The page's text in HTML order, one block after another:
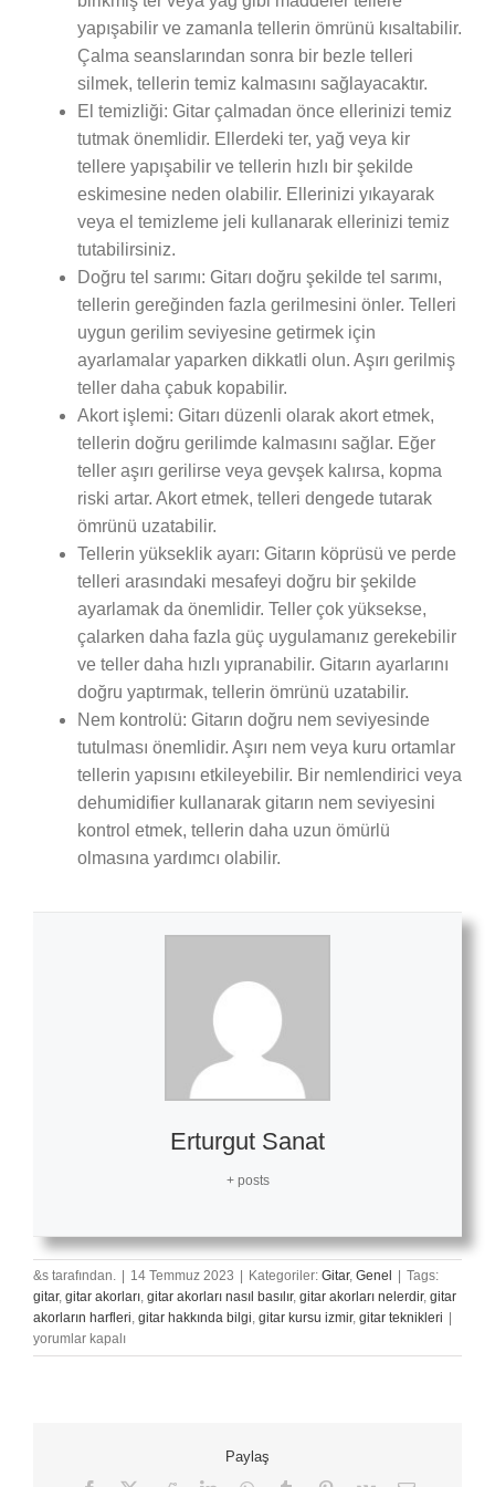
yapışabilir ve zamanla tellerin ömrünü kısaltabilir.
Çalma seanslarından sonra bir bezle telleri
silmek, tellerin temiz kalmasını sağlayacaktır.
El temizliği: Gitar çalmadan önce ellerinizi temiz
tutmak önemlidir. Ellerdeki ter, yağ veya kir
tellere yapışabilir ve tellerin hızlı bir şekilde
eskimesine neden olabilir. Ellerinizi yıkayarak
veya el temizleme jeli kullanarak ellerinizi temiz
tutabilirsiniz.
Doğru tel sarımı: Gitarı doğru şekilde tel sarımı,
tellerin gereğinden fazla gerilmesini önler. Telleri
uygun gerilim seviyesine getirmek için
ayarlamalar yaparken dikkatli olun. Aşırı gerilmiş
teller daha çabuk kopabilir.
Akort işlemi: Gitarı düzenli olarak akort etmek,
tellerin doğru gerilimde kalmasını sağlar. Eğer
teller aşırı gerilirse veya gevşek kalırsa, kopma
riski artar. Akort etmek, telleri dengede tutarak
ömrünü uzatabilir.
Tellerin yükseklik ayarı: Gitarın köprüsü ve perde
telleri arasındaki mesafeyi doğru bir şekilde
ayarlamak da önemlidir. Teller çok yüksekse,
çalarken daha fazla güç uygulamanız gerekebilir
ve teller daha hızlı yıpranabilir. Gitarın ayarlarını
doğru yaptırmak, tellerin ömrünü uzatabilir.
Nem kontrolü: Gitarın doğru nem seviyesinde
tutulması önemlidir. Aşırı nem veya kuru ortamlar
tellerin yapısını etkileyebilir. Bir nemlendirici veya
dehumidifier kullanarak gitarın nem seviyesini
kontrol etmek, tellerin daha uzun ömürlü
olmasına yardımcı olabilir.
Erturgut Sanat
+ posts
&s tarafından. 14 Temmuz 2023 Kategoriler: Gitar, Genel
Tags:
gitar, gitar akorları, gitar akorları nasıl basılır, gitar akorları nelerdir, gitar
akorların harfleri, gitar hakkında bilgi, gitar kursu izmir, gitar teknikleri
Ömrü
yorumlar kapalı
Paylaş